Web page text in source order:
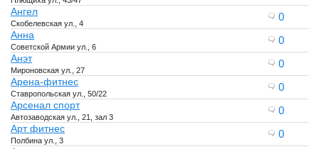
Ангел
Скобелевская ул., 4
0
Анна
Советской Армии ул., 6
0
Анэт
Мироновская ул., 27
0
Арена-фитнес
Ставропольская ул., 50/22
0
Арсенал спорт
Автозаводская ул., 21, зал 3
0
Арт фитнес
Полбина ул., 3
0